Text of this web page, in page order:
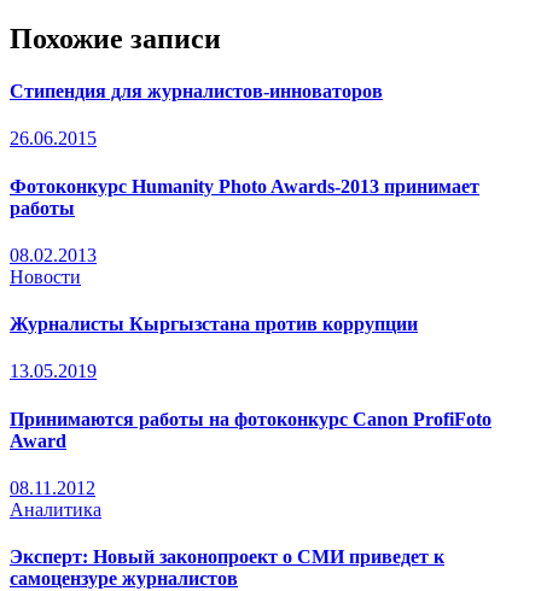
Похожие записи
Стипендия для журналистов-инноваторов
26.06.2015
Фотоконкурс Humanity Photo Awards-2013 принимает
работы
08.02.2013
Новости
Журналисты Кыргызстана против коррупции
13.05.2019
Принимаются работы на фотоконкурс Canon ProfiFoto
Award
08.11.2012
Аналитика
Эксперт: Новый законопроект о СМИ приведет к
самоцензуре журналистов